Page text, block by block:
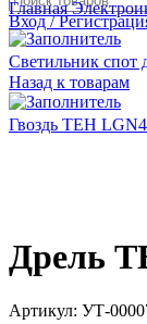
Вход /
Главная
Светильник спот
Назад к товарам
Гвоздь ТЕН
Дрель
Артикул: УТ-